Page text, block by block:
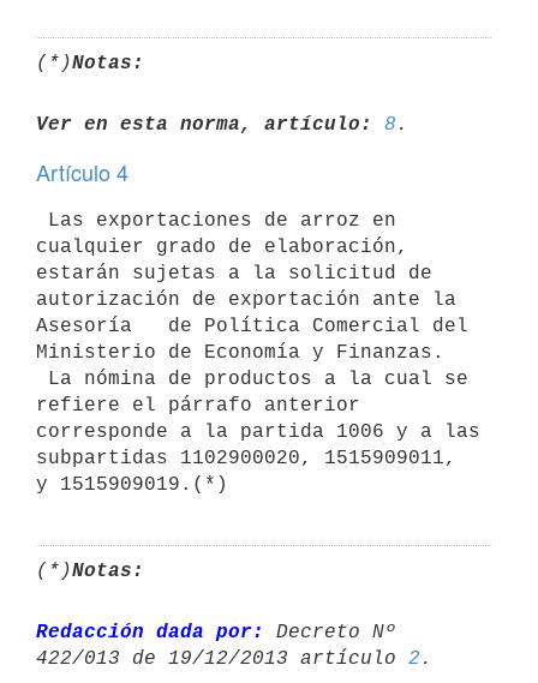
(*)Notas:
Ver en esta norma, artículo: 8
Artículo 4
cualquier grado de elaboración,
estarán sujetas a la solicitud de
autorización de exportación ante la
Asesoría   de Política Comercial del
Ministerio de Economía y Finanzas.
refiere el párrafo anterior
corresponde a la partida 1006 y a las
subpartidas 1102900020, 1515909011,
y 1515909019.(*)
(*)Notas:
Redacción dada por:
Decreto Nº
422/013 de 19/12/2013 artículo 2